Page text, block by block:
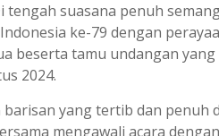
tengah suasana penuh
ke-79 dengan
beserta tamu undangan
2024.
yang tertib dan penuh
mengawali acara